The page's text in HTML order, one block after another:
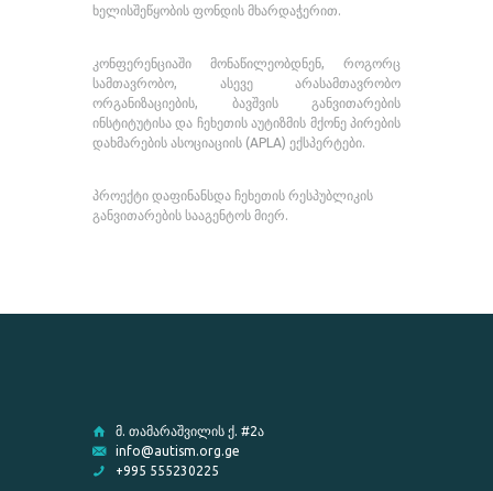
ხელისშეწყობის ფონდის მხარდაჭერით.
კონფერენციაში მონაწილეობდნენ, როგორც
სამთავრობო, ასევე არასამთავრობო
ორგანიზაციების, ბავშვის განვითარების
ინსტიტუტისა და ჩეხეთის აუტიზმის მქონე პირების
დახმარების ასოციაციის (APLA) ექსპერტები.
პროექტი დაფინანსდა ჩეხეთის რესპუბლიკის
განვითარების სააგენტოს მიერ.
მ. თამარაშვილის ქ. #2ა
info@autism.org.ge
+995 555230225